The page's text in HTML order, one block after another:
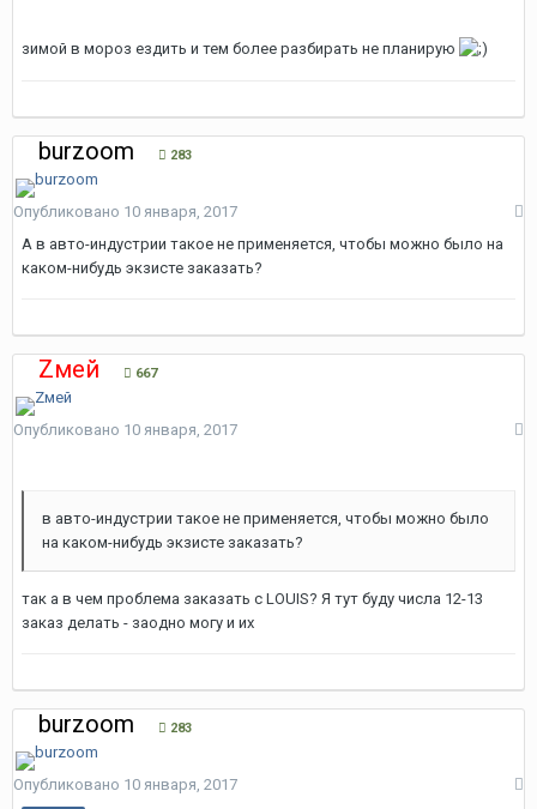
зимой в мороз ездить и тем более разбирать не планирую
burzoom 283
Опубликовано 10 января, 2017
А в авто-индустрии такое не применяется, чтобы можно было на
каком-нибудь экзисте заказать?
Zмей 667
Опубликовано 10 января, 2017
в авто-индустрии такое не применяется, чтобы можно было
на каком-нибудь экзисте заказать?
так а в чем проблема заказать с LOUIS? Я тут буду числа 12-13
заказ делать - заодно могу и их
burzoom 283
Опубликовано 10 января, 2017